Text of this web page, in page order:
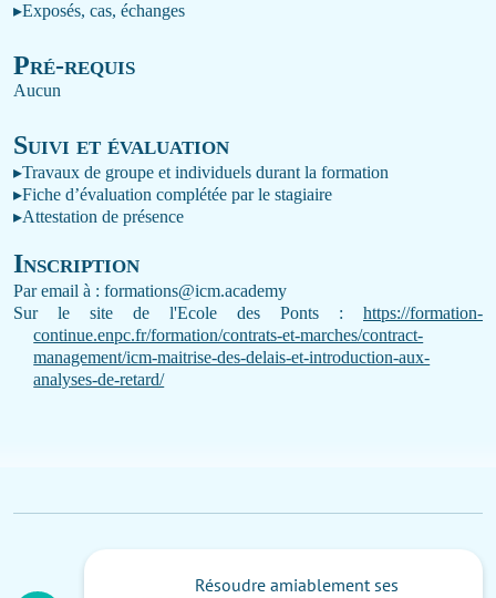
▸Exposés, cas, échanges
Pré-requis
Aucun
Suivi et évaluation
▸Travaux de groupe et individuels durant la formation
▸Fiche d’évaluation complétée par le stagiaire
▸Attestation de présence
Inscription
Par email à : formations@icm.academy
Sur le site de l'Ecole des Ponts : https://formation-
continue.enpc.fr/formation/contrats-et-marches/contract-
management/icm-maitrise-des-delais-et-introduction-aux-
analyses-de-retard/
Résoudre amiablement ses